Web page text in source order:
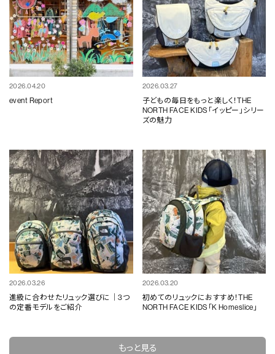
2026.04.20
event Report
2026.03.27
子どもの毎日をもっと楽しく！THE
NORTH FACE KIDS「イッピー」シリー
ズの魅力
2026.03.26
進級に合わせたリュック選びに｜3つ
の定番モデルをご紹介
2026.03.20
初めてのリュックにおすすめ！THE
NORTH FACE KIDS「K Homeslice」
もっと見る